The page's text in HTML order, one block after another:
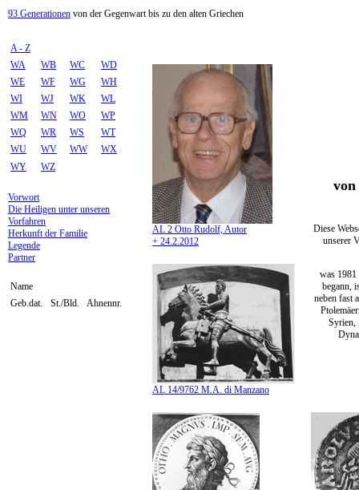
93 Generationen von der Gegenwart bis zu den alten Griechen
A - Z
WA
WB WC
WD
WE
WF WG
WH
WI
WJ WK
WL
WM
WN WO
WP
WQ
WR WS
WT
WU
WV WW
WX
WY
WZ
Vorwort
Die Heiligen unter unseren
Vorfahren
Herkunft der Familie
Legende
Partner
Name
Geb.dat.
St./Bld. Ahnennr.
AL 2 Otto Rudolf, Autor
+ 24.2.2012
von
Diese
unserer
was 1981
begann,
neben fast
Syrien,
AL 14/9762 M.A. di Manzano